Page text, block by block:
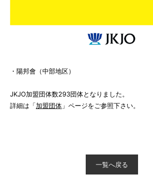
・陽邦會（中部地区）
JKJO加盟団体数293団体となりました。
詳細は「加盟団体 」ページをご参照下さい。
一覧へ戻る